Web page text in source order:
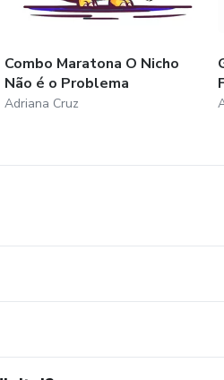
sua carreira.
o controle da sua carreira
Combo Maratona O Nicho
Não é o Problema
Adriana Cruz